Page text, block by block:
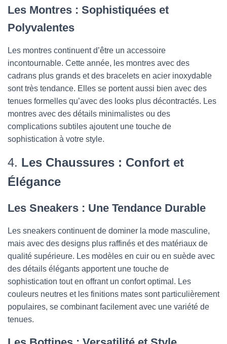
Les Montres : Sophistiquées et
Polyvalentes
Les montres continuent d’être un accessoire
incontournable. Cette année, les montres avec des
cadrans plus grands et des bracelets en acier inoxydable
sont très tendance. Elles se portent aussi bien avec des
tenues formelles qu’avec des looks plus décontractés. Les
montres avec des détails minimalistes ou des
complications subtiles ajoutent une touche de
sophistication à votre style.
4. Les Chaussures : Confort et
Élégance
Les Sneakers : Une Tendance Durable
Les sneakers continuent de dominer la mode masculine,
mais avec des designs plus raffinés et des matériaux de
qualité supérieure. Les modèles en cuir ou en suède avec
des détails élégants apportent une touche de
sophistication tout en offrant un confort optimal. Les
couleurs neutres et les finitions mates sont particulièrement
populaires, se combinant facilement avec une variété de
tenues.